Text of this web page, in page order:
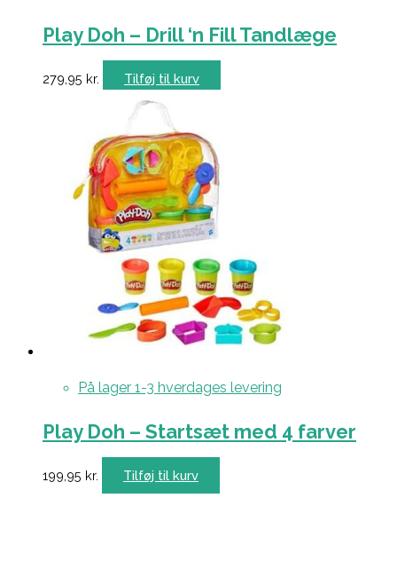
Play Doh – Drill ‘n Fill Tandlæge
279,95 kr. Tilføj til kurv
På lager 1-3 hverdages levering
Play Doh – Startsæt med 4 farver
199,95 kr. Tilføj til kurv